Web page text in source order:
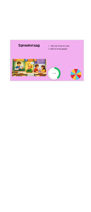
1. Wie zijn Omar en Luka
2. Wat wil Omar graag?
Spreekvraag
1:00